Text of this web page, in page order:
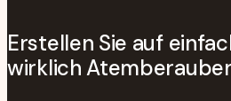
Erstellen Sie auf
wirklich